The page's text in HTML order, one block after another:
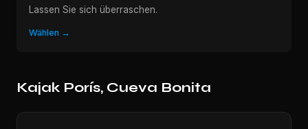
Lassen Sie sich überraschen.
Wählen →
Kajak Porís, Cueva Bonita